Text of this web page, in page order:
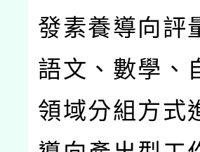
發素養導向評
語文、數學、
領域分組方式